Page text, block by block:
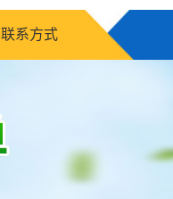
联系方式